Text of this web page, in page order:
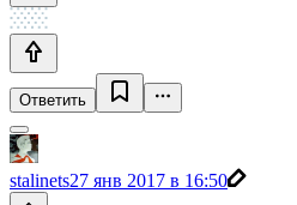
Ответить
stalinets27 янв 2017 в 16:50